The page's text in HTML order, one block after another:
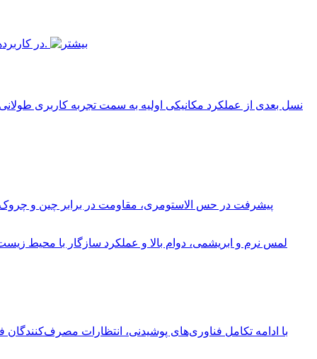
پیشرفت در حس الاستومری، مقاومت در برابر چین و چروک
با ادامه تکامل فناوری‌های پوشیدنی، انتظارات